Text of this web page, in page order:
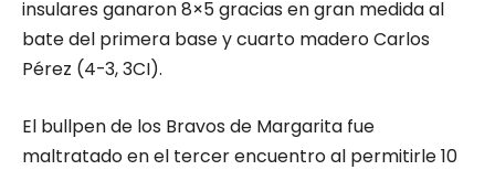
insulares ganaron 8×5 gracias en gran medida al
bate del primera base y cuarto madero Carlos
Pérez (4-3, 3CI).
El bullpen de los Bravos de Margarita fue
maltratado en el tercer encuentro al permitirle 10